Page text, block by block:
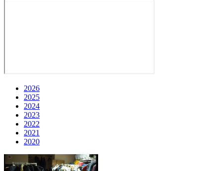
2026
2025
2024
2023
2022
2021
2020